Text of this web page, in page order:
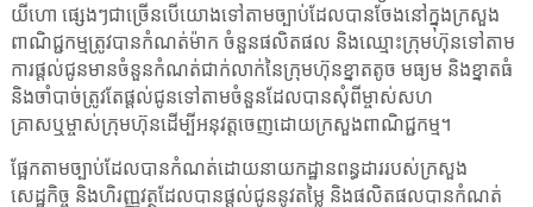
យីហោ ផ្សេងៗជាច្រើនបើយោងទៅតាមច្បាប់ដែលបានចែងនៅក្នុងក្រសួង
ពាណិជ្ជកម្មត្រូវបានកំណត់ម៉ាក ចំនួនផលិតផល និងឈ្មោះក្រុមហ៊ុនទៅតាម
ការផ្ដល់ជូនមានចំនួនកំណត់ជាក់លាក់នៃក្រុមហ៊ុនខ្នាតតូច មធ្យម និងខ្នាតធំ
និងចាំបាច់ត្រូវតែផ្ដល់ជូនទៅតាមចំនួនដែលបានសុំពីម្ចាស់សហ
គ្រាសឬម្ចាស់ក្រុមហ៊ុនដើម្បីអនុវត្តចេញដោយក្រសួងពាណិជ្ជកម្ម។
ផ្អែកតាមច្បាប់ដែលបានកំណត់ដោយនាយកដ្ឋានពន្ធដាររបស់ក្រសួង
សេដ្ឋកិច្ច និងហិរញ្ញវត្ថុដែលបានផ្ដល់ជូននូវតម្លៃ និងផលិតផលបានកំណត់